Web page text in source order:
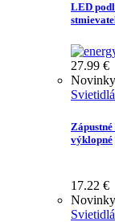
LED
27.99 €
Novinky
Svietidlá
výklopné
17.22 €
Novinky
Svietidlá